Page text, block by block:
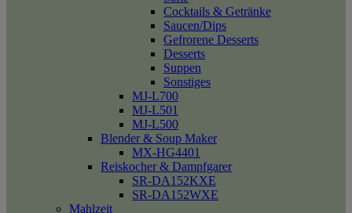
Cocktails & Getränke
Saucen/Dips
Gefrorene Desserts
Desserts
Suppen
Sonstiges
MJ-L700
MJ-L501
MJ-L500
Blender & Soup Maker
MX-HG4401
Reiskocher & Dampfgarer
SR-DA152KXE
SR-DA152WXE
Mahlzeit